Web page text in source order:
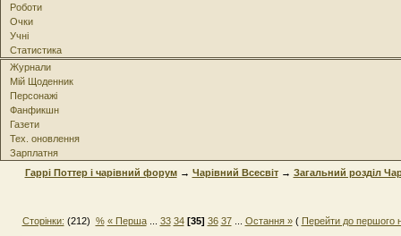
Роботи
Очки
Учні
Статистика
Журнали
Мій Щоденник
Персонажі
Фанфикшн
Газети
Тех. оновлення
Зарплатня
Гаррі Поттер і чарівний форум→ Чарівний Всесвіт→ Загальний розділ
Сторінки: (212) % « Перша... 33 34 [35] 36 37... Остання »( Перейти до першого